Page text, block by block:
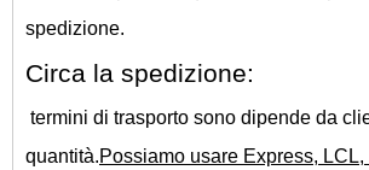
spedizione.
Circa la spedizione:
termini di trasporto sono dipende da
quantità.Possiamo usare Express, LCL,